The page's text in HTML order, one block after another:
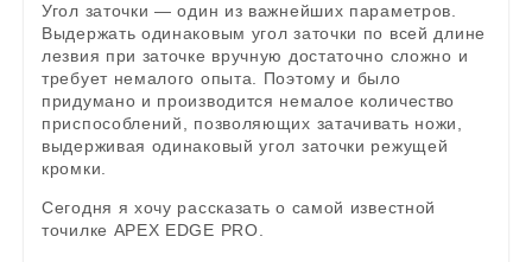
Угол заточки — один из важнейших параметров.
Выдержать одинаковым угол заточки по всей длине
лезвия при заточке вручную достаточно сложно и
требует немалого опыта. Поэтому и было
придумано и производится немалое количество
приспособлений, позволяющих затачивать ножи,
выдерживая одинаковый угол заточки режущей
кромки.
Сегодня я хочу рассказать о самой известной
точилке APEX EDGE PRO.